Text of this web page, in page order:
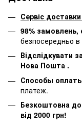
Сервіс
98%
безпосередньо
Відслідкувати
Нова Пошта .
Способы
платеж.
Безкоштовна
від 2000 грн!